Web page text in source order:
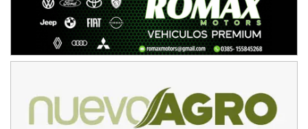
Ciudad de Avellaneda (Asfalto)
Avellaneda (Santa Fe)
SUR SANTAFESINO - F4
José Samuel Sánchez (Tierra)
TUCUMANO - F5
Juan Navarro (Asfalto)
El Timbó (Tucumán)